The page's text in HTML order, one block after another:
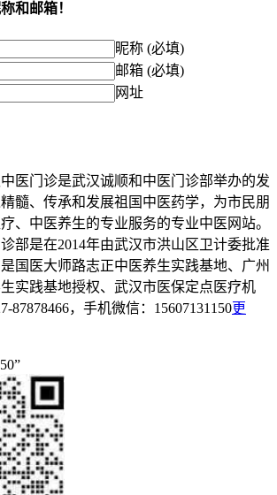
和邮箱！
昵称 (必填)
邮箱 (必填)
网址
医门诊是武汉诚顺和中医门诊部举办的发
髓、传承和发展祖国中医药学，为市民朋
、中医养生的专业服务的专业中医网站。
部是在2014年由武汉市洪山区卫计委批准
国医大师路志正中医养生实践基地、广州
实践基地授权、武汉市医保定点医疗机
87878466，手机微信：15607131150更